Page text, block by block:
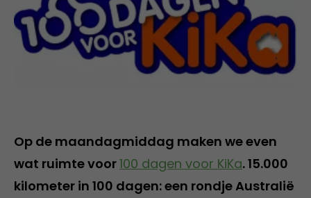
Op de maandagmiddag maken we even
wat ruimte voor100 dagen voor KiKa. 15.000
kilometer in 100 dagen: een rondje Australië